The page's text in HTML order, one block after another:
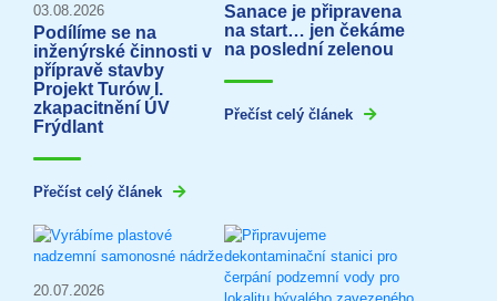
03.08.2026
Podílíme se na
inženýrské činnosti v
přípravě stavby
Projekt Turów I.
zkapacitnění ÚV
Frýdlant
Přečíst celý článek
Sanace je připravena
na start… jen čekáme
na poslední zelenou
Přečíst celý článek
20.07.2026